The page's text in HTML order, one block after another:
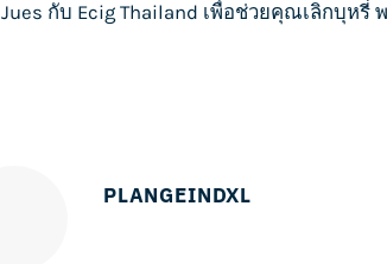
Jues กับ Ecig Thailand เพื่อช่วยคุณเลิกบุหรี่
PLANGEINDXL